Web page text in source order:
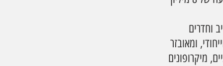
וחדרים
אישי וייחודי, ומאובזר
מיקרופונים